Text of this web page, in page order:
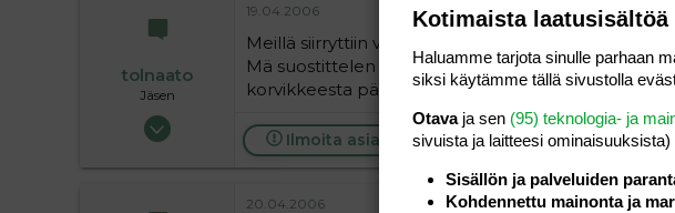
tolnaato
Jäsen
16.03.2006
1
19.04.2006
Meillä siirryttiin vähän ennen 1v synttäreitä.
Mä suostittelen sitä luomumaitoa, jos ei tavan
korvikkeesta päästä eroon.
Ilmoita asiaton viesti
20.04.2006
Kotimaista
Haluamme tarjota sinulle parhaan
siksi käytämme tällä sivustolla
Otavaja sen (95) teknologia- ja
sivuista ja laitteesi
Sisällön ja palveluiden
Kohdennettu mainonta ja